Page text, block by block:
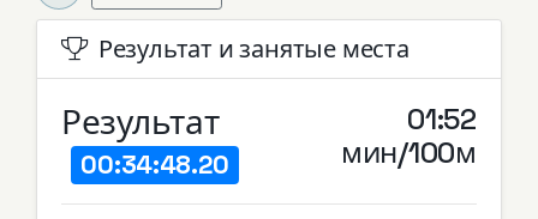
Результат и занятые места
Результат
00:34:48.20
01:52
мин/100м